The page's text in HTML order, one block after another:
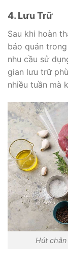
4. Lưu Trữ
Sau khi hoàn
bảo quản
nhu cầu sử
gian lưu trữ
nhiều tuần mà
Hút